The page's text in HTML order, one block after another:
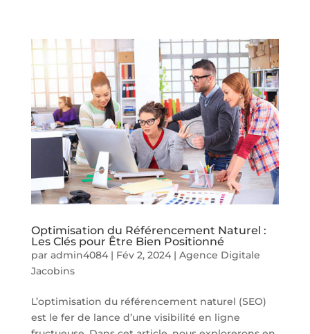
Optimisation du Référencement Naturel :
Les Clés pour Être Bien Positionné
par admin4084| Fév 2, 2024| Agence Digitale
Jacobins
L’optimisation du référencement naturel (SEO)
est le fer de lance d’une visibilité en ligne